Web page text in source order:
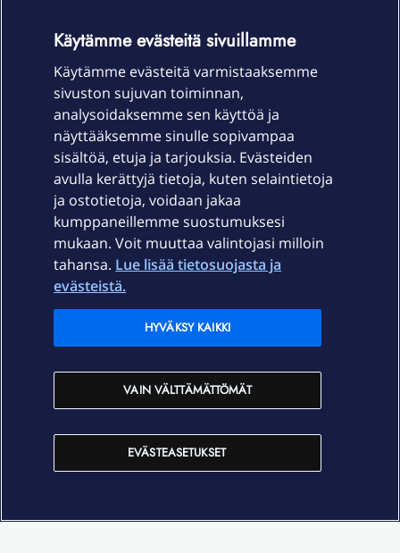
Laitteet & liittymät
Palvelut
Ajankohtaista
Elisa Oyj
In English
Käytämme evästeitä sivuillamme
Käytämme evästeitä varmistaaksemme
sivuston sujuvan toiminnan,
analysoidaksemme sen käyttöä ja
näyttääksemme sinulle sopivampaa
sisältöä, etuja ja tarjouksia. Evästeiden
avulla kerättyjä tietoja, kuten selaintietoja
ja ostotietoja, voidaan jakaa
kumppaneillemme suostumuksesi
mukaan. Voit muuttaa valintojasi milloin
tahansa. Lue lisää tietosuojasta ja
evästeistä.
EVÄSTEASETUKSET
VAIN VÄLTTÄMÄTTÖMÄT
HYVÄKSY KAIKKI